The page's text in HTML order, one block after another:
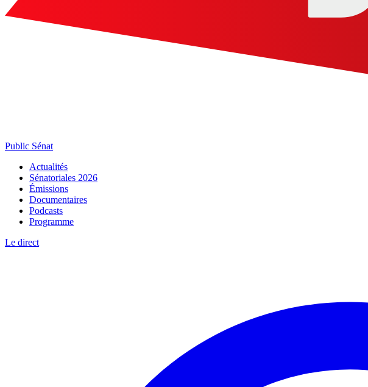
Public Sénat
Actualités
Sénatoriales 2026
Émissions
Documentaires
Podcasts
Programme
Le direct